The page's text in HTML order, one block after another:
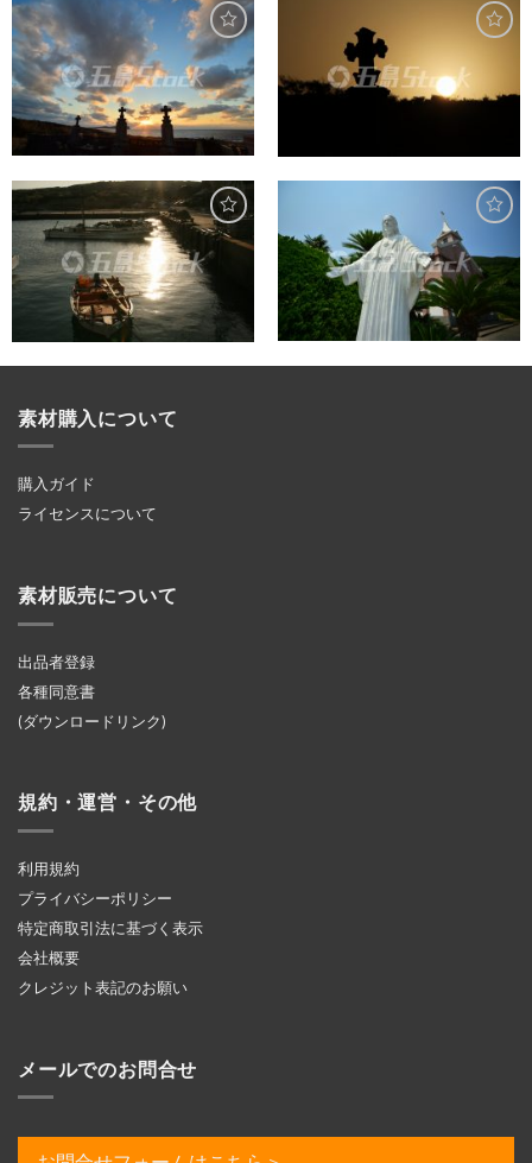
素材購入について
購入ガイド
ライセンスについて
素材販売について
出品者登録
各種同意書
(ダウンロードリンク)
規約・運営・その他
利用規約
プライバシーポリシー
特定商取引法に基づく表示
会社概要
クレジット表記のお願い
メールでのお問合せ